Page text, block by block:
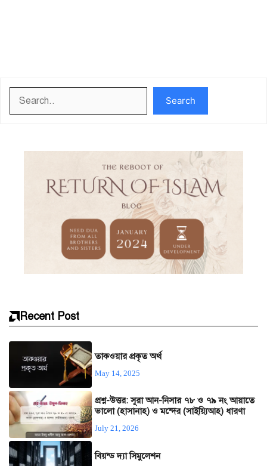
Search
Recent Post
তাকওয়ার প্রকৃত অর্থ
May 14, 2025
প্রশ্ন-উত্তর: সূরা আন-নিসার ৭৮ ও ৭৯ নং আয়াতে
ভালো (হাসানাহ) ও মন্দের (সাইয়্যিআহ) ধারণা
July 21, 2026
বিয়ন্ড দ্যা সিমুলেশন